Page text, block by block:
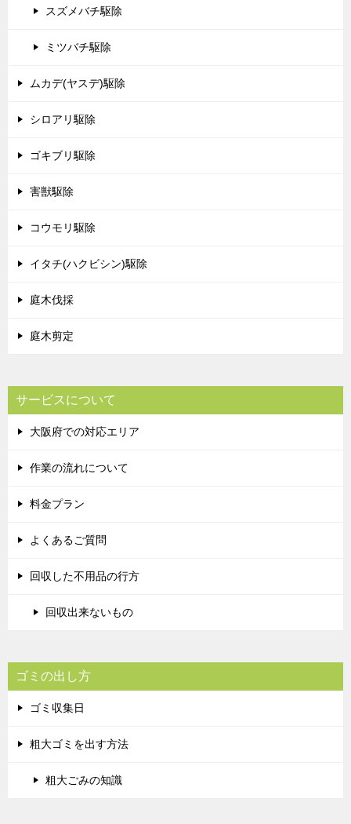
スズメバチ駆除
ミツバチ駆除
ムカデ(ヤスデ)駆除
シロアリ駆除
ゴキブリ駆除
害獣駆除
コウモリ駆除
イタチ(ハクビシン)駆除
庭木伐採
庭木剪定
サービスについて
大阪府での対応エリア
作業の流れについて
料金プラン
よくあるご質問
回収した不用品の行方
回収出来ないもの
ゴミの出し方
ゴミ収集日
粗大ゴミを出す方法
粗大ごみの知識